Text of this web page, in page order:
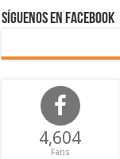
Síguenos en Facebook
4,604
Fans